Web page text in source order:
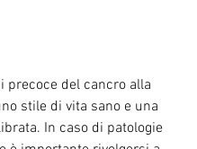
precoce del cancro alla
stile di vita sano e una
In caso di patologie